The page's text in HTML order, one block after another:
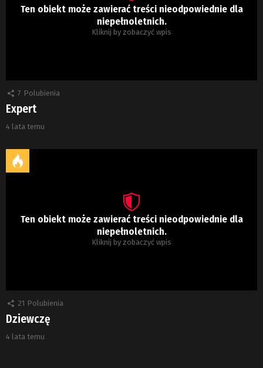
Ten obiekt może zawierać treści nieodpowiednie dla
niepełnoletnich.
Kliknij by zobaczyć wpis
7 Polubienia
Expert
4 lata temu
Ten obiekt może zawierać treści nieodpowiednie dla
niepełnoletnich.
Kliknij by zobaczyć wpis
21 Polubienia
Dziewczę
4 lata temu